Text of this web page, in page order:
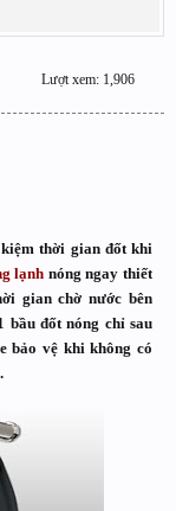
Lượt xem: 1,906
thời gian đốt khi
lạnh nóng ngay thiết
gian chờ nước bên
đốt nóng chỉ sau
bảo vệ khi không có